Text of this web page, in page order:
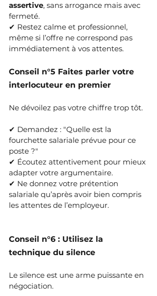
assertive, sans arrogance mais avec
fermeté.
✔ Restez calme et professionnel,
même si l’offre ne correspond pas
immédiatement à vos attentes.
Conseil n°5 Faites parler votre
interlocuteur en premier
Ne dévoilez pas votre chiffre trop tôt.
✔ Demandez : "Quelle est la
fourchette salariale prévue pour ce
poste ?"
✔ Écoutez attentivement pour mieux
adapter votre argumentaire.
✔ Ne donnez votre prétention
salariale qu’après avoir bien compris
les attentes de l’employeur.
Conseil n°6 : Utilisez la
technique du silence
Le silence est une arme puissante en
négociation.